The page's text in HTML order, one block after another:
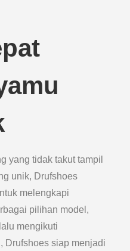
yang tidak takut tampil
unik, Drufshoes
melengkapi
pilihan model,
mengikuti
Drufshoes siap menjadi